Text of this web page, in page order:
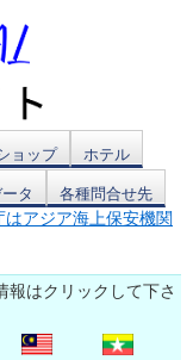
ョップ
ホテル
タ 各種問合せ先
はアジア海上保安機関
はクリックして下さ